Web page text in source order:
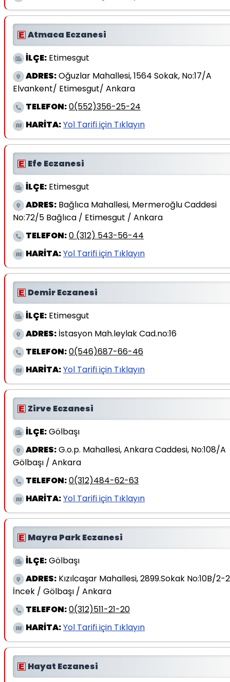
Atmaca Eczanesi
İLÇE: Etimesgut
ADRES:Oğuzlar Mahallesi, 1564 Sokak, No:17/A
Elvankent/ Etimesgut/ Ankara
TELEFON:0(552)356-25-24
HARİTA:Yol Tarifi için Tıklayın
Efe Eczanesi
İLÇE: Etimesgut
ADRES: Bağlıca Mahallesi, Mermeroğlu Caddesi
No:72/5 Bağlıca / Etimesgut / Ankara
TELEFON:0 (312) 543-56-44
HARİTA:Yol Tarifi için Tıklayın
Demir Eczanesi
İLÇE: Etimesgut
ADRES: İstasyon Mah.leylak Cad.no:16
TELEFON:0(546)687-66-46
HARİTA:Yol Tarifi için Tıklayın
Zirve Eczanesi
İLÇE:Gölbaşı
ADRES:G.o.p. Mahallesi, Ankara Caddesi, No:108/A
Gölbaşı / Ankara
TELEFON:0(312)484-62-63
HARİTA:Yol Tarifi için Tıklayın
Mayra Park Eczanesi
İLÇE:Gölbaşı
ADRES: Kızılcaşar Mahallesi, 2899.Sokak No:10B/2-2
İncek / Gölbaşı / Ankara
TELEFON:0(312)511-21-20
HARİTA:Yol Tarifi için Tıklayın
Hayat Eczanesi